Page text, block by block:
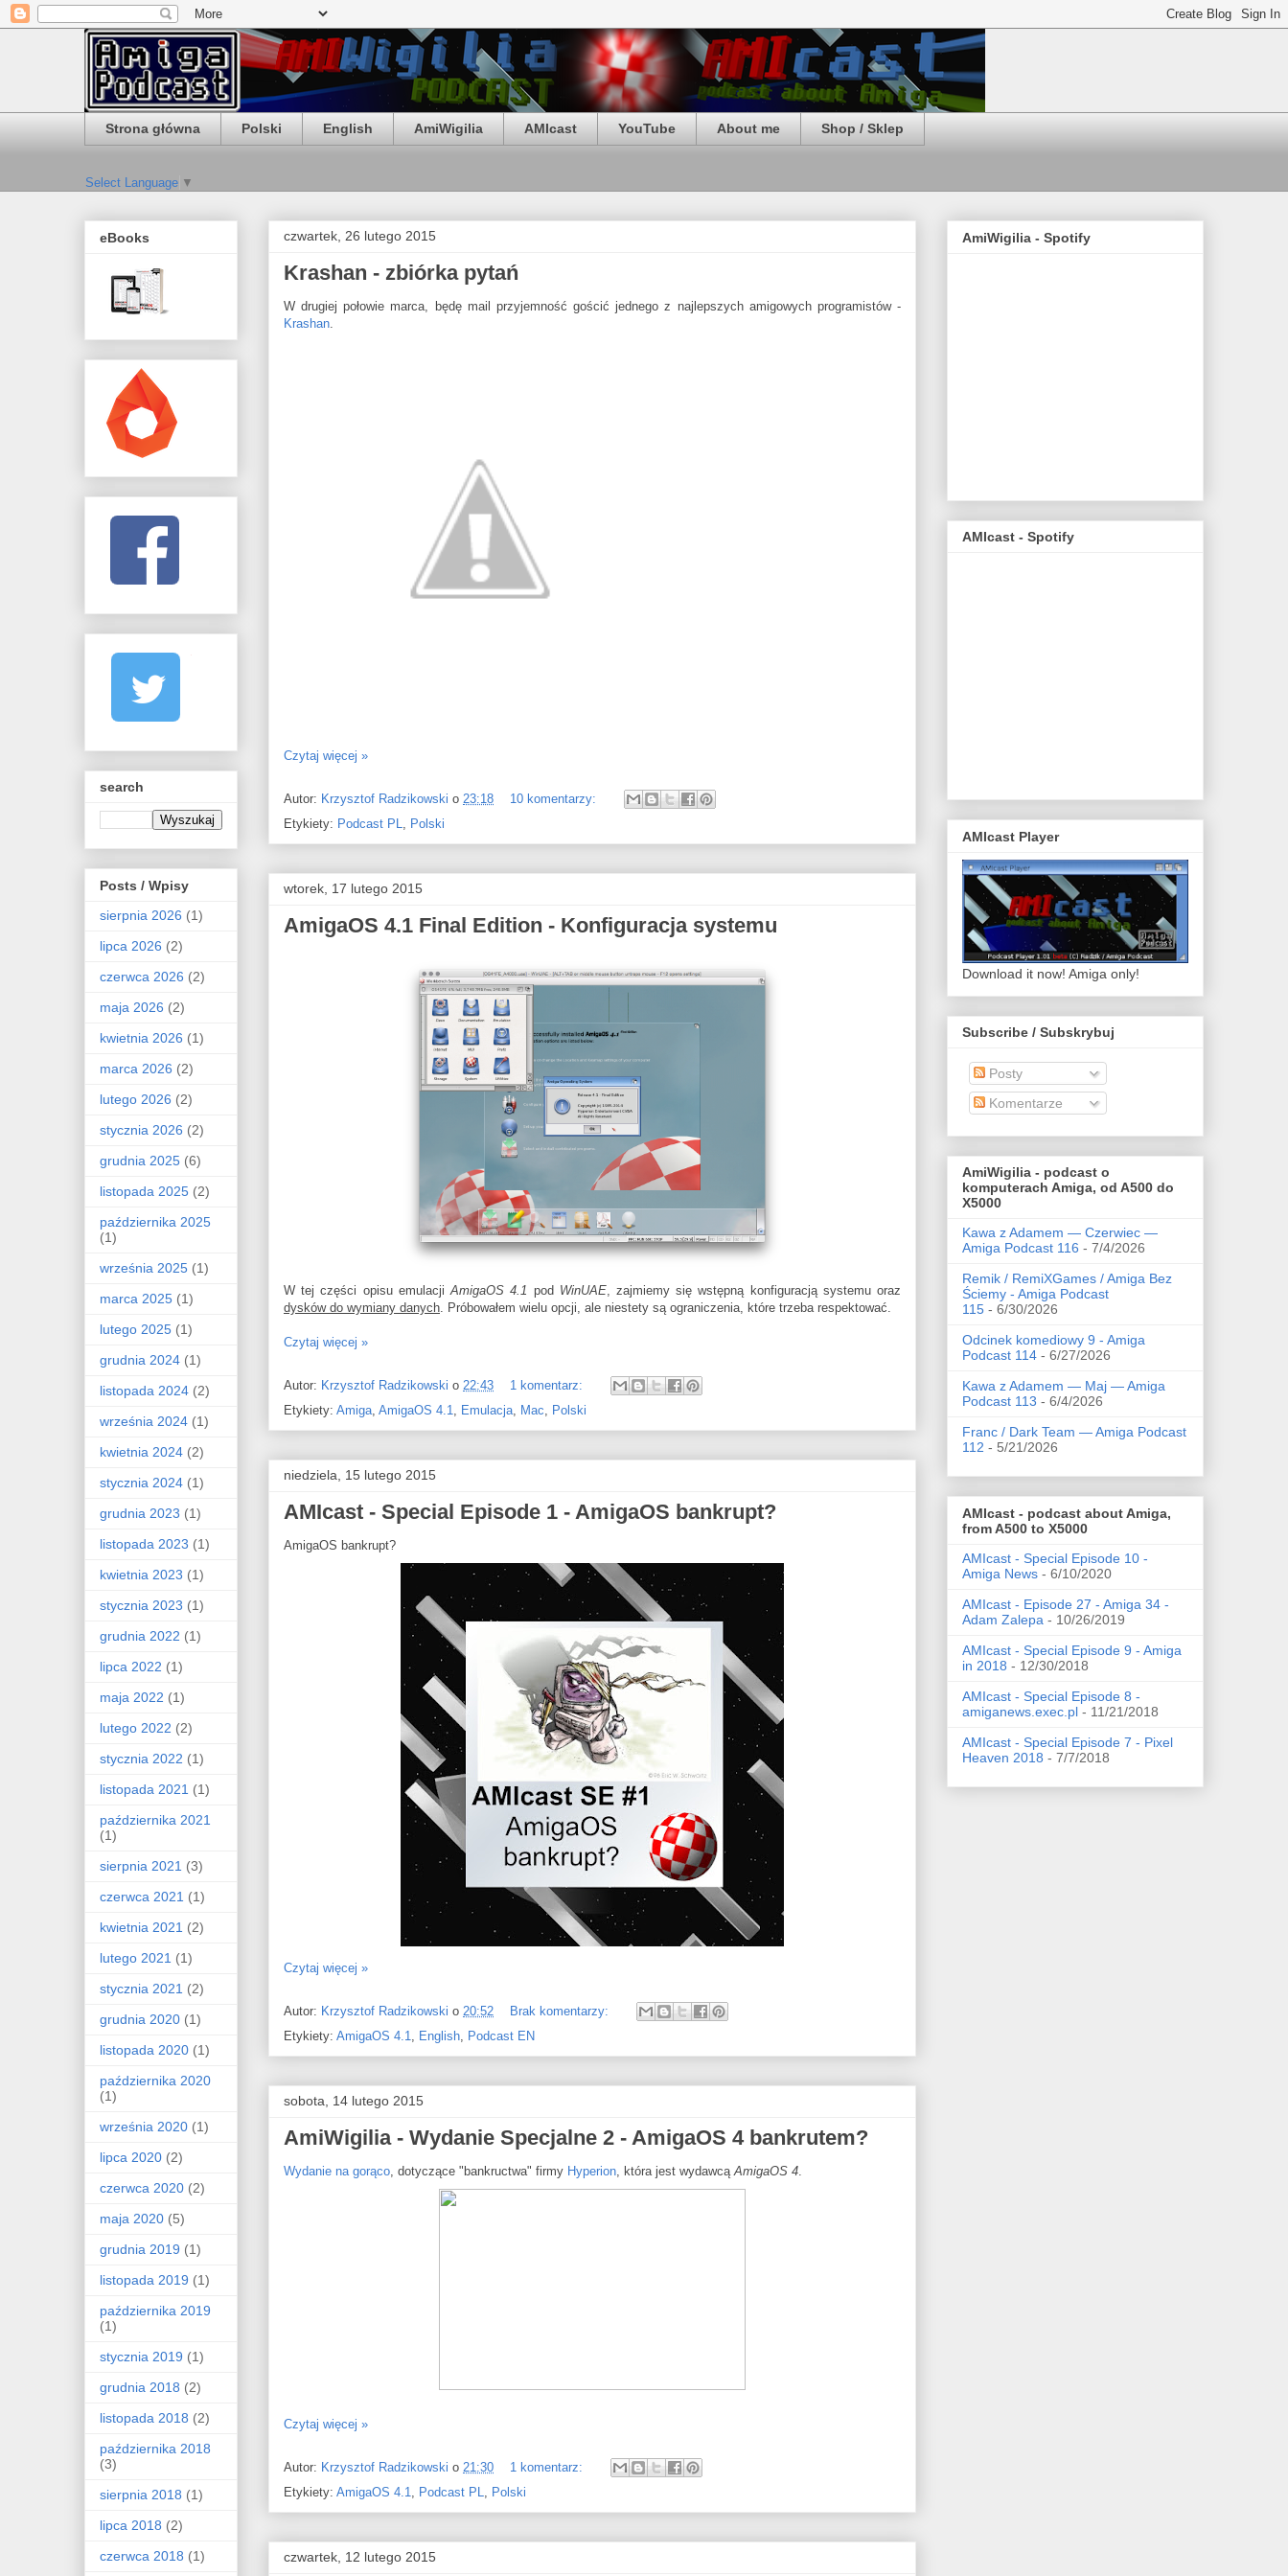
Strona główna Polski English AmiWigilia AMIcast YouTube About me Shop / Sklep
Select Language ▼
czwartek, 26 lutego 2015
Krashan - zbiórka pytań
W drugiej połowie marca, będę mail przyjemność gościć jednego z najlepszych amigowych programistów -
Krashan.
Czytaj więcej »
Autor: Krzysztof Radzikowski o 23:18
10 komentarzy:
Etykiety: Podcast PL, Polski
wtorek, 17 lutego 2015
AmigaOS 4.1 Final Edition - Konfiguracja systemu
W tej części opisu emulacjiAmigaOS 4.1 pod WinUAE, zajmiemy się wstępną konfiguracją systemu oraz
dysków do wymiany danych. Próbowałem wielu opcji, ale niestety są ograniczenia, które trzeba respektować.
Czytaj więcej »
Autor: Krzysztof Radzikowski o 22:43
1 komentarz:
Etykiety: Amiga, AmigaOS 4.1, Emulacja, Mac, Polski
niedziela, 15 lutego 2015
AMIcast - Special Episode 1 - AmigaOS bankrupt?
AmigaOS bankrupt?
Czytaj więcej »
Autor: Krzysztof Radzikowski o 20:52
Brak komentarzy:
Etykiety: AmigaOS 4.1, English, Podcast EN
sobota, 14 lutego 2015
AmiWigilia - Wydanie Specjalne 2 - AmigaOS 4 bankrutem?
Wydanie na gorąco, dotyczące "bankructwa" firmy Hyperion, która jest wydawcąAmigaOS 4.
Czytaj więcej »
Autor: Krzysztof Radzikowski o 21:30
1 komentarz:
Etykiety: AmigaOS 4.1, Podcast PL, Polski
czwartek, 12 lutego 2015
eBooks
search
Posts / Wpisy
sierpnia 2026 (1)
lipca 2026 (2)
czerwca 2026 (2)
maja 2026 (2)
kwietnia 2026 (1)
marca 2026 (2)
lutego 2026 (2)
stycznia 2026 (2)
grudnia 2025 (6)
listopada 2025 (2)
października 2025
(1)
września 2025 (1)
marca 2025 (1)
lutego 2025 (1)
grudnia 2024 (1)
listopada 2024 (2)
września 2024 (1)
kwietnia 2024 (2)
stycznia 2024 (1)
grudnia 2023 (1)
listopada 2023 (1)
kwietnia 2023 (1)
stycznia 2023 (1)
grudnia 2022 (1)
lipca 2022 (1)
maja 2022 (1)
lutego 2022 (2)
stycznia 2022 (1)
listopada 2021 (1)
października 2021
(1)
sierpnia 2021 (3)
czerwca 2021 (1)
kwietnia 2021 (2)
lutego 2021 (1)
stycznia 2021 (2)
grudnia 2020 (1)
listopada 2020 (1)
października 2020
(1)
września 2020 (1)
lipca 2020 (2)
czerwca 2020 (2)
maja 2020 (5)
grudnia 2019 (1)
listopada 2019 (1)
października 2019
(1)
stycznia 2019 (1)
grudnia 2018 (2)
listopada 2018 (2)
października 2018
(3)
sierpnia 2018 (1)
lipca 2018 (2)
czerwca 2018 (1)
AmiWigilia - Spotify
AMIcast - Spotify
AMIcast Player
Download it now! Amiga only!
Subscribe / Subskrybuj
Posty
Komentarze
AmiWigilia - podcast o
komputerach Amiga, od A500 do
X5000
Kawa z Adamem — Czerwiec —
Amiga Podcast 116 - 7/4/2026
Remik / RemiXGames / Amiga Bez
Ściemy - Amiga Podcast
115 - 6/30/2026
Odcinek komediowy 9 - Amiga
Podcast 114 - 6/27/2026
Kawa z Adamem — Maj — Amiga
Podcast 113 - 6/4/2026
Franc / Dark Team — Amiga Podcast
112 - 5/21/2026
AMIcast - podcast about Amiga,
from A500 to X5000
AMIcast - Special Episode 10 -
Amiga News - 6/10/2020
AMIcast - Episode 27 - Amiga 34 -
Adam Zalepa - 10/26/2019
AMIcast - Special Episode 9 - Amiga
in 2018 - 12/30/2018
AMIcast - Special Episode 8 -
amiganews.exec.pl - 11/21/2018
AMIcast - Special Episode 7 - Pixel
Heaven 2018 - 7/7/2018